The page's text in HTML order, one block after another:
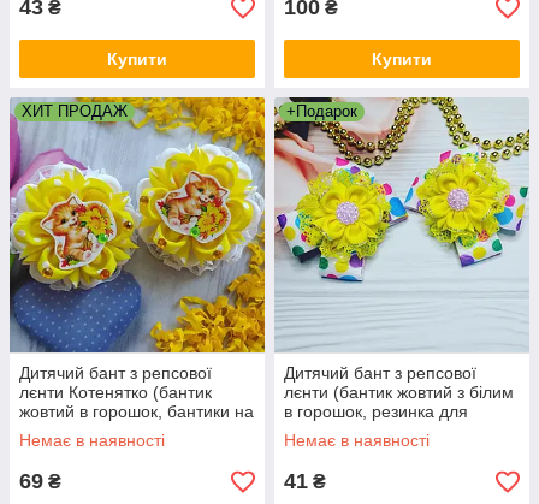
43 ₴
Купити
100 ₴
Купити
ХИТ ПРОДАЖ
Дитячий бант з репсової
лєнти Котенятко (бантик
жовтий в горошок, бантики на
резинкі, резинки канзаші)
Немає в наявності
69 ₴
+Подарок
Дитячий бант з репсової
лєнти (бантик жовтий з білим
в горошок, резинка для
волосся, резинки канзаші)
Немає в наявності
41 ₴